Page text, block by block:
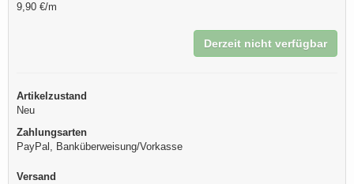
9,90 €/m
Derzeit nicht verfügbar
Artikelzustand
Neu
Zahlungsarten
PayPal, Banküberweisung/Vorkasse
Versand